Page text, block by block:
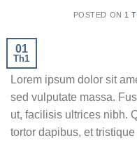
POSTED ON 1
01
Th1
Lorem ipsum dolor sit
sed vulputate massa.
ut, facilisis ultrices nibh.
tortor dapibus, et